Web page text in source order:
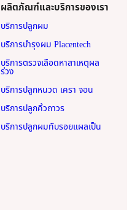
ผลิตภัณฑ์และบริการของเรา
บริการปลูกผม
บริการบำรุงผม Placentech
บริการตรวจเลือดหาสาเหตุผล
ร่วง
บริการปลูกหนวด เครา จอน
บริการปลูกคิ้วถาวร
บริการปลูกผมทับรอยแผลเป็น